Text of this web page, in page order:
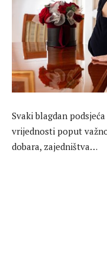
Svaki blagdan
vrijednosti poput
dobara, zajedništva…